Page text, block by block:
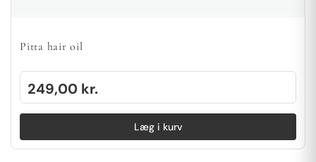
Pitta hair oil
249,00 kr.
Læg i kurv